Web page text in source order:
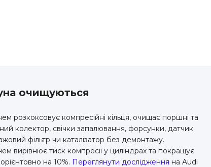
очищуються
розкоксовує компресійні кільця, очищає поршні та
колектор, свічки запалювання, форсунки, датчик
фільтр чи каталізатор без демонтажу.
вирівнює тиск компресії у циліндрах та покращує
на 10%. Переглянути дослідження на Audi